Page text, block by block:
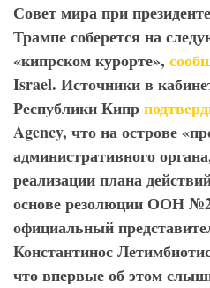
Совет мира при
Трампе соберется на
«кипрском курорте»,
Israel. Источники в
Республики Кипр
Agency, что на острове
административного
реализации плана
основе резолюции ООН
официальный
Константинос
что впервые об этом